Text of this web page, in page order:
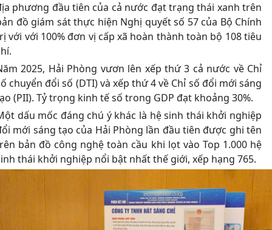
phương đầu tiên của cả nước đạt trạng thái xanh trên
đồ giám sát thực hiện Nghị quyết số 57 của Bộ Chính
với với 100% đơn vị cấp xã hoàn thành toàn bộ 108 tiêu
2025, Hải Phòng vươn lên xếp thứ 3 cả nước về Chỉ
chuyển đổi số (DTI) và xếp thứ 4 về Chỉ số đổi mới sáng
(PII). Tỷ trọng kinh tế số trong GDP đạt khoảng 30%.
dấu mốc đáng chú ý khác là hệ sinh thái khởi nghiệp
mới sáng tạo của Hải Phòng lần đầu tiên được ghi tên
bản đồ công nghệ toàn cầu khi lọt vào Top 1.000 hệ
thái khởi nghiệp nổi bật nhất thế giới, xếp hạng 765.